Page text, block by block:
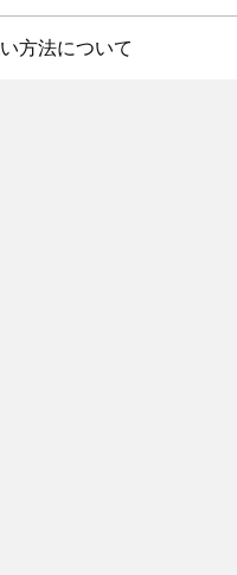
方法について